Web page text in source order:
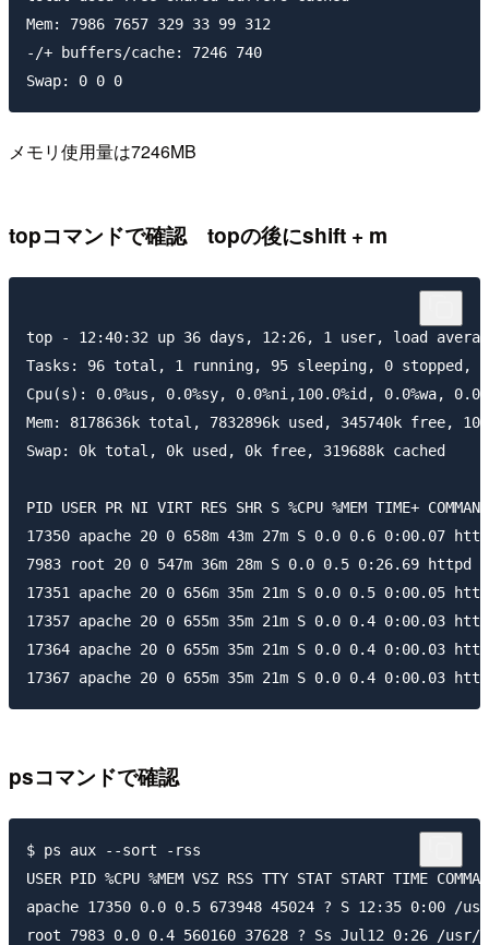
Mem: 7986 7657 329 33 99 312
-/+ buffers/cache: 7246 740
Swap: 0 0 0
メモリ使用量は7246MB
topコマンドで確認 topの後にshift + m
top - 12:40:32 up 36 days, 12:26, 1 user, load
Tasks: 96 total, 1 running, 95 sleeping, 0 stopped, 0
Cpu(s): 0.0%us, 0.0%sy, 0.0%ni,100.0%id, 0.0%wa,
Mem: 8178636k total, 7832896k used, 345740k free,
Swap: 0k total, 0k used, 0k free, 319688k cached
PID USER PR NI VIRT RES SHR S %CPU %MEM TIME+ COMMAND
17350 apache 20 0 658m 43m 27m S 0.0 0.6 0:00.07
7983 root 20 0 547m 36m 28m S 0.0 0.5 0:26.69 httpd
17351 apache 20 0 656m 35m 21m S 0.0 0.5 0:00.05
17357 apache 20 0 655m 35m 21m S 0.0 0.4 0:00.03
17364 apache 20 0 655m 35m 21m S 0.0 0.4 0:00.03
17367 apache 20 0 655m 35m 21m S 0.0 0.4 0:00.03
psコマンドで確認
$ ps aux --sort -rss
USER PID %CPU %MEM VSZ RSS TTY STAT START TIME
apache 17350 0.0 0.5 673948 45024 ? S 12:35 0:00 /
root 7983 0.0 0.4 560160 37628 ? Ss Jul12 0:26 /usr/